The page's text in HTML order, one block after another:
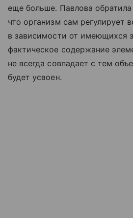
еще больше. Павлова
что организм сам регулирует
в зависимости от имеющихся
фактическое содержание
не всегда совпадает с тем
будет усвоен.